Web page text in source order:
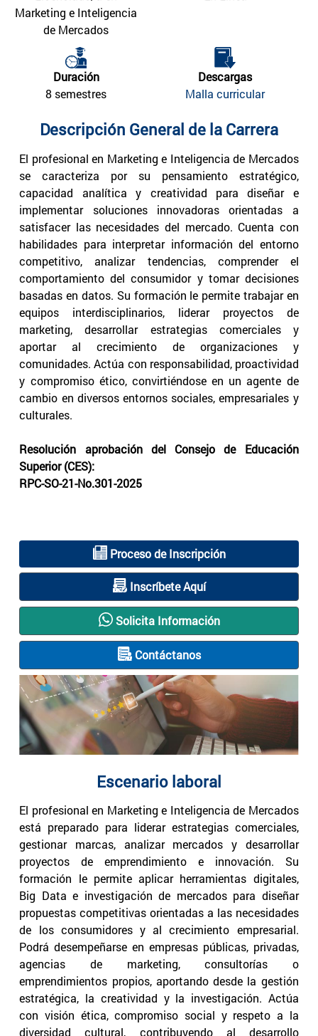
Marketing e Inteligencia
de Mercados
Duración
8 semestres
Descargas
Malla curricular
Descripción General de la Carrera
El profesional en Marketing e Inteligencia de Mercados
se caracteriza por su pensamiento estratégico,
capacidad analítica y creatividad para diseñar e
implementar soluciones innovadoras orientadas a
satisfacer las necesidades del mercado. Cuenta con
habilidades para interpretar información del entorno
competitivo, analizar tendencias, comprender el
comportamiento del consumidor y tomar decisiones
basadas en datos. Su formación le permite trabajar en
equipos interdisciplinarios, liderar proyectos de
marketing, desarrollar estrategias comerciales y
aportar al crecimiento de organizaciones y
comunidades. Actúa con responsabilidad, proactividad
y compromiso ético, convirtiéndose en un agente de
cambio en diversos entornos sociales, empresariales y
culturales.
Resolución aprobación del Consejo de Educación
Superior (CES):
RPC-SO-21-No.301-2025
Proceso de Inscripción
Inscríbete Aquí
Solicita Información
Contáctanos
Escenario laboral
El profesional en Marketing e Inteligencia de Mercados
está preparado para liderar estrategias comerciales,
gestionar marcas, analizar mercados y desarrollar
proyectos de emprendimiento e innovación. Su
formación le permite aplicar herramientas digitales,
Big Data e investigación de mercados para diseñar
propuestas competitivas orientadas a las necesidades
de los consumidores y al crecimiento empresarial.
Podrá desempeñarse en empresas públicas, privadas,
agencias de marketing, consultorías o
emprendimientos propios, aportando desde la gestión
estratégica, la creatividad y la investigación. Actúa
con visión ética, compromiso social y respeto a la
diversidad cultural, contribuyendo al desarrollo